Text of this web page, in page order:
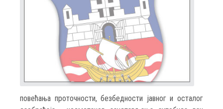
повећања проточности, безбедности јавног и осталог